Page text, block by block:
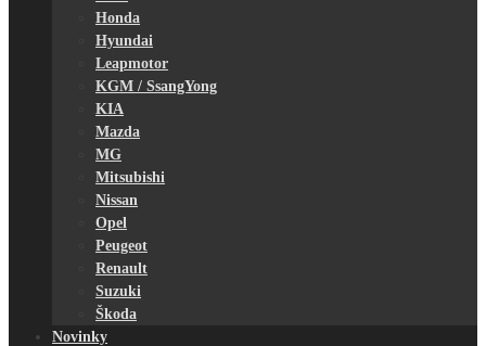
Honda
Hyundai
Leapmotor
KGM / SsangYong
KIA
Mazda
MG
Mitsubishi
Nissan
Opel
Peugeot
Renault
Suzuki
Škoda
Novinky